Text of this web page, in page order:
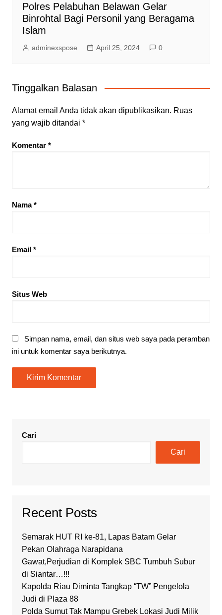
Polres Pelabuhan Belawan Gelar
Binrohtal Bagi Personil yang Beragama
Islam
adminexspose April 25, 2024 0
Tinggalkan Balasan
Alamat email Anda tidak akan dipublikasikan. Ruas
yang wajib ditandai *
Komentar *
Nama*
Email *
Situs Web
Simpan nama, email, dan situs web saya pada peramban
ini untuk komentar saya berikutnya.
Cari
Cari
Recent Posts
Semarak HUT RI ke-81, Lapas Batam Gelar
Pekan Olahraga Narapidana
Gawat,Perjudian di Komplek SBC Tumbuh Subur
di Siantar…!!!
Kapolda Riau Diminta Tangkap “TW” Pengelola
Judi di Plaza 88
Polda Sumut Tak Mampu Grebek Lokasi Judi Milik